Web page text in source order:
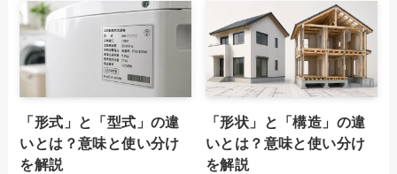
「形式」と「型式」の違
いとは？意味と使い分け
を解説
「形状」と「構造」の違
いとは？意味と使い分け
を解説